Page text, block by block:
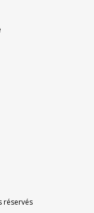
réservés